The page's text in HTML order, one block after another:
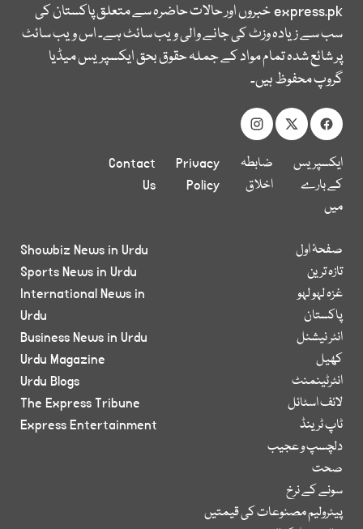
express.pkخبروں اور حالات حاضرہ سے متعلق پاکستان کی
سب سے زیادہ وزٹ کی جانے والی ویب سائٹ ہے۔ اس ویب سائٹ
پر شائع شدہ تمام مواد کے جملہ حقوق بحق ایکسپریس میڈیا
گروپ محفوظ ہیں۔
ایکسپریس
کے بارے
میں
ضابطہ
اخلاق
Privacy
Policy
Contact
Us
صفحۂ اول
تازہ ترین
غزہ لہو لہو
پاکستان
انٹر نیشنل
کھیل
انٹرٹینمنٹ
لائف اسٹائل
ٹاپ ٹرینڈ
دلچسپ و عجیب
صحت
سونے کے نرخ
پیٹرولیم مصنوعات کی قیمتیں
Showbiz News in Urdu
Sports News in Urdu
International News in
Urdu
Business News in Urdu
Urdu Magazine
Urdu Blogs
The Express Tribune
Express Entertainment